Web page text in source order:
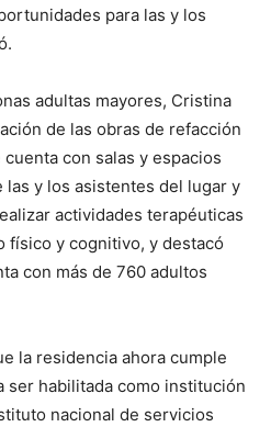
para las y los
adultas mayores, Cristina
de las obras de refacción
con salas y espacios
y los asistentes del lugar y
actividades terapéuticas
físico y cognitivo, y destacó
con más de 760 adultos
la residencia ahora cumple
ser habilitada como institución
nacional de servicios